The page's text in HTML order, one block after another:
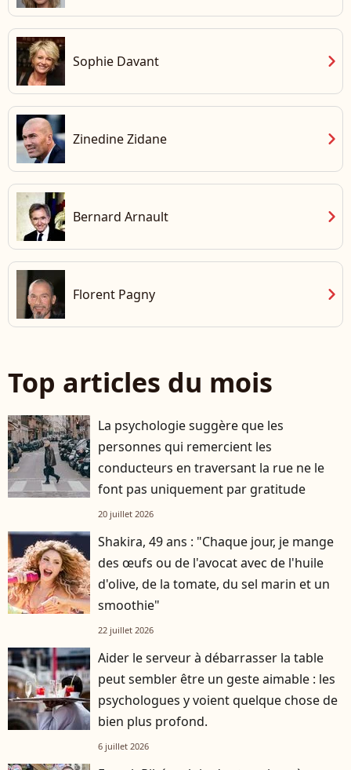
Sophie Davant chevron_right
Zinedine Zidane chevron_right
Bernard Arnault chevron_right
Florent Pagny chevron_right
Top articles du mois
La psychologie suggère que les
personnes qui remercient les
conducteurs en traversant la rue ne le
font pas uniquement par gratitude
20 juillet 2026
Shakira, 49 ans : "Chaque jour, je mange
des œufs ou de l'avocat avec de l'huile
d'olive, de la tomate, du sel marin et un
smoothie"
22 juillet 2026
Aider le serveur à débarrasser la table
peut sembler être un geste aimable : les
psychologues y voient quelque chose de
bien plus profond.
6 juillet 2026